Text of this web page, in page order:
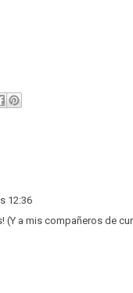
12:36
(Y a mis compañeros de